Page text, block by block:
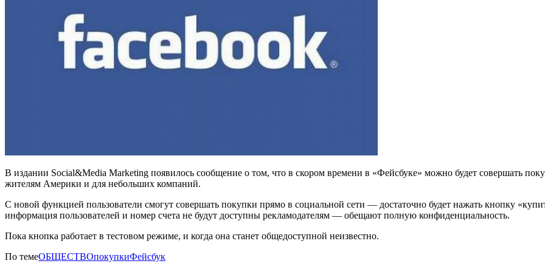
В издании Social&Media Marketing появилось сообщение о том, что в скором времени в «Фейсбуке» можно будет совершать
жителям Америки и для небольших компаний.
С новой функцией пользователи смогут совершать покупки прямо в социальной сети — достаточно будет нажать кнопку
информация пользователей и номер счета не будут доступны рекламодателям — обещают полную конфиденциальность.
Пока кнопка работает в тестовом режиме, и когда она станет общедоступной неизвестно.
По темеОБЩЕСТВОпокупкиФейсбук